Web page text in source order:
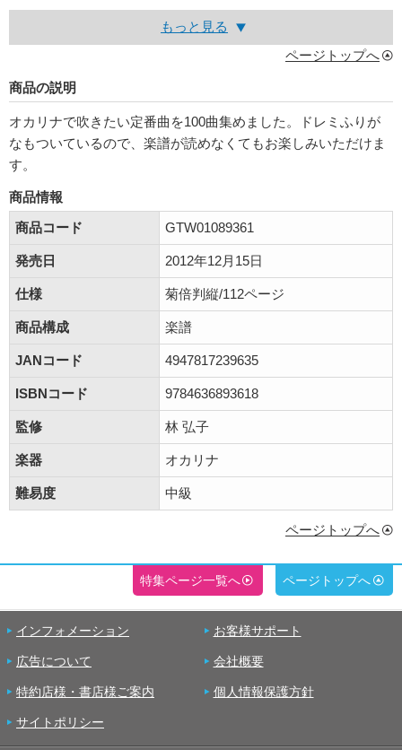
もっと見る
ページトップへ
商品の説明
オカリナで吹きたい定番曲を100曲集めました。ドレミふりが
なもついているので、楽譜が読めなくてもお楽しみいただけま
す。
商品情報
商品コード
GTW01089361
発売日 2012年12月15日
仕様 菊倍判縦/112ページ
商品構成 楽譜
JANコード 4947817239635
ISBNコード 9784636893618
監修 林 弘子
楽器 オカリナ
難易度 中級
ページトップへ
特集ページ一覧へ ページトップへ
インフォメーション お客様サポート
広告について 会社概要
特約店様・書店様ご案内 個人情報保護方針
サイトポリシー